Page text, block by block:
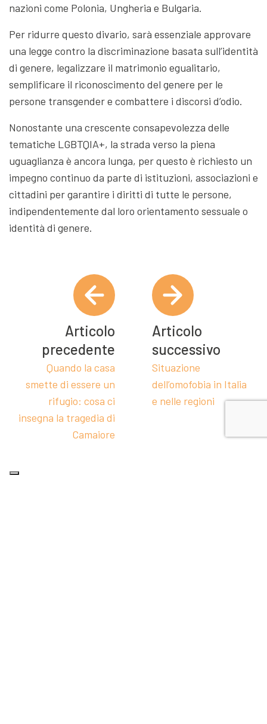
nazioni come Polonia, Ungheria e Bulgaria.
Per ridurre questo divario, sarà essenziale approvare
una legge contro la discriminazione basata sull’identità
di genere, legalizzare il matrimonio egualitario,
semplificare il riconoscimento del genere per le
persone transgender e combattere i discorsi d’odio.
Nonostante una crescente consapevolezza delle
tematiche LGBTQIA+, la strada verso la piena
uguaglianza è ancora lunga, per questo è richiesto un
impegno continuo da parte di istituzioni, associazioni e
cittadini per garantire i diritti di tutte le persone,
indipendentemente dal loro orientamento sessuale o
identità di genere.
Articolo
precedente
Quando la casa
smette di essere un
rifugio: cosa ci
insegna la tragedia di
Camaiore
Articolo
successivo
Situazione
dell’omofobia in Italia
e nelle regioni